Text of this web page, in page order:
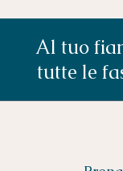
Al tuo
tutte le